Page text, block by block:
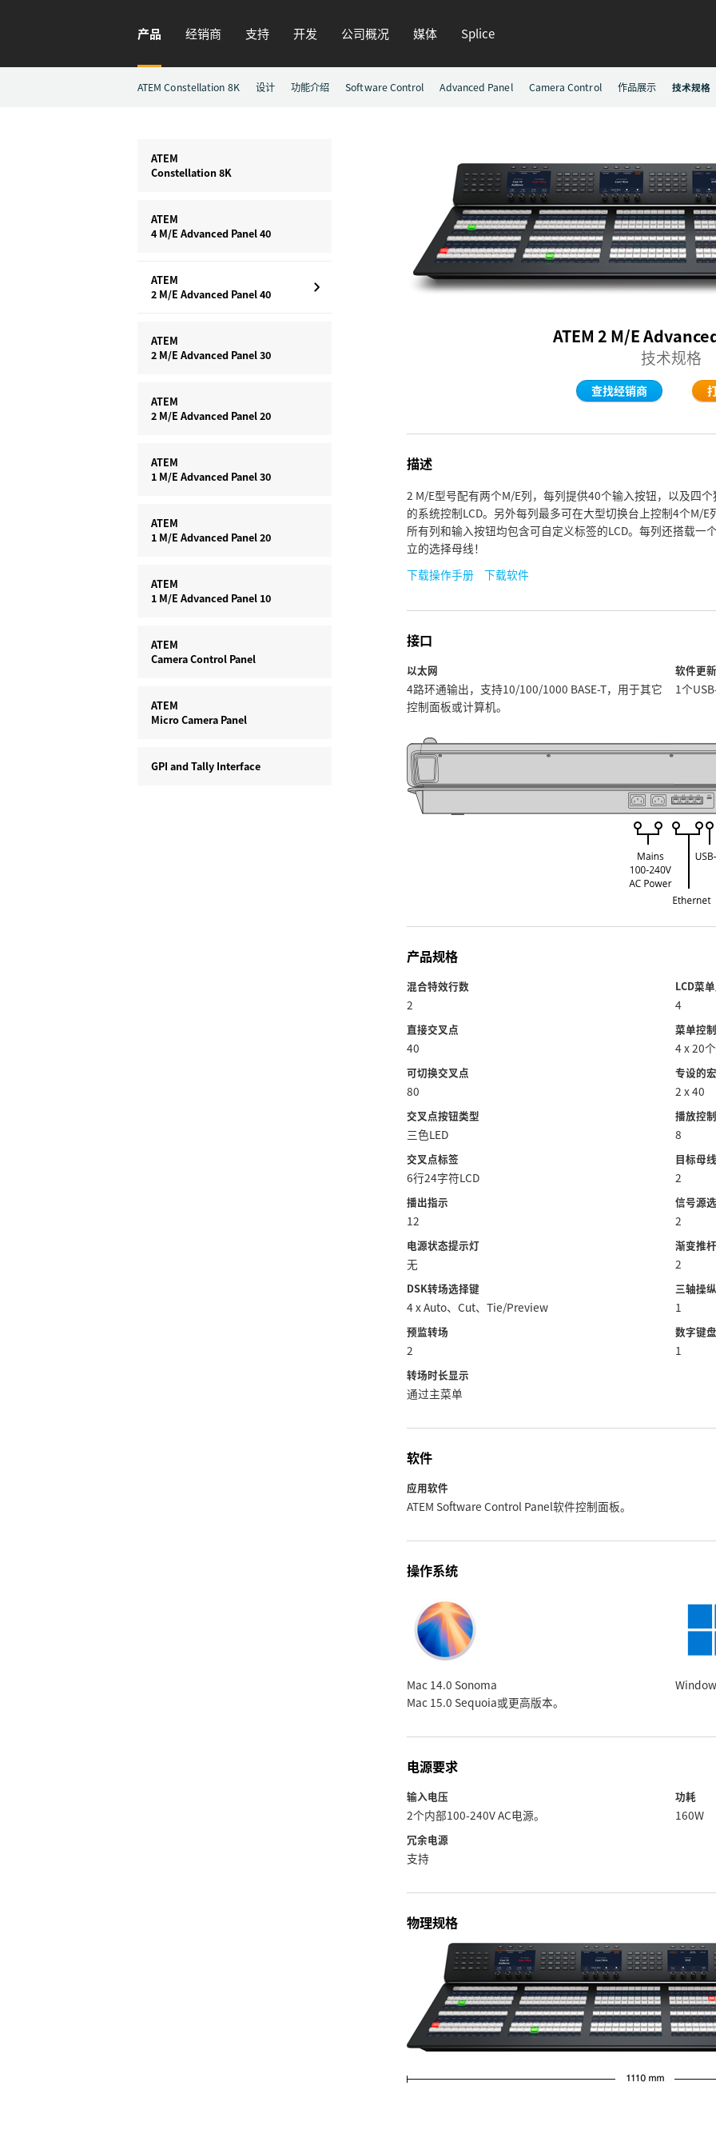
产品 经销商 支持 开发 公司概况 媒体 Splice
ATEM Constellation 8K 设计 功能介绍 Software Control Advanced Panel Camera Control 作品展示 技术规格
ATEM
Constellation 8K
ATEM
4 M/E Advanced Panel 40
ATEM
2 M/E Advanced Panel 40
ATEM
2 M/E Advanced Panel 30
ATEM
2 M/E Advanced Panel 20
ATEM
1 M/E Advanced Panel 30
ATEM
1 M/E Advanced Panel 20
ATEM
1 M/E Advanced Panel 10
ATEM
Camera Control Panel
ATEM
Micro Camera Panel
GPI and Tally Interface
ATEM 2 M/E
技术规格
查找经销商
描述
2 M/E型号配有两个M/E列，每列提供40个输入按钮，以及四个
的系统控制LCD。另外每列最多可在大型切换台上控制4个M/E
所有列和输入按钮均包含可自定义标签的LCD。每列还搭载一
立的选择母线！
下载操作手册
下载软件
接口
以太网
4路环通输出，支持10/100/1000 BASE-T，用于其它
控制面板或计算机。
软件更新
1个
产品规格
混合特效行数
2
直接交叉点
40
可切换交叉点
80
交叉点按钮类型
三色LED
交叉点标签
6行24字符LCD
播出指示
12
电源状态提示灯
无
DSK转场选择键
4 x Auto、Cut、Tie/Preview
预监转场
2
转场时长显示
通过主菜单
LCD菜
4
菜单控制
4 x 20
专设的
2 x 40
播放控
8
目标母线
2
信号源
2
渐变推杆
2
三轴操
1
数字键盘
1
软件
应用软件
ATEM Software Control Panel软件控制面板。
操作系统
Mac 14.0 Sonoma
Mac 15.0 Sequoia或更高版本。
电源要求
输入电压
2个内部100-240V AC电源。
冗余电源
支持
功耗
160W
物理规格